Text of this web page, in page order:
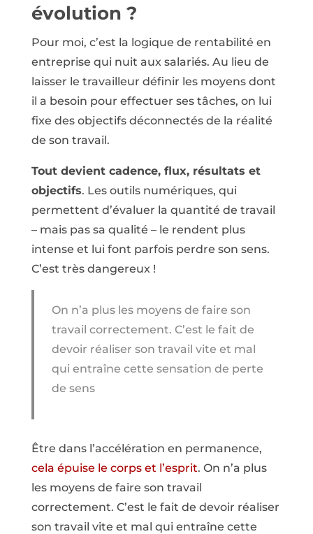
évolution ?
Pour moi, c’est la logique de rentabilité en
entreprise qui nuit aux salariés. Au lieu de
laisser le travailleur définir les moyens dont
il a besoin pour effectuer ses tâches, on lui
fixe des objectifs déconnectés de la réalité
de son travail.
Tout devient cadence, flux, résultats et
objectifs. Les outils numériques, qui
permettent d’évaluer la quantité de travail
– mais pas sa qualité – le rendent plus
intense et lui font parfois perdre son sens.
C’est très dangereux !
On n’a plus les moyens de faire son
travail correctement. C’est le fait de
devoir réaliser son travail vite et mal
qui entraîne cette sensation de perte
de sens
Être dans l’accélération en permanence,
cela épuise le corps et l’esprit. On n’a plus
les moyens de faire son travail
correctement. C’est le fait de devoir réaliser
son travail vite et mal qui entraîne cette